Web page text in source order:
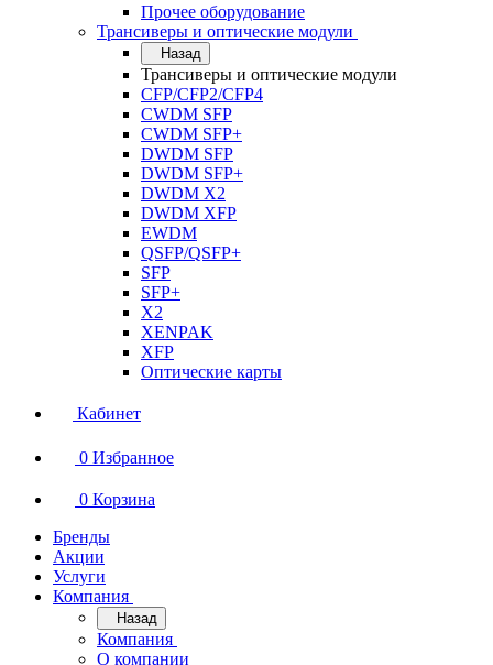
Прочее оборудование
Трансиверы и оптические модули
Назад
Трансиверы и оптические модули
CFP/CFP2/CFP4
CWDM SFP
CWDM SFP+
DWDM SFP
DWDM SFP+
DWDM X2
DWDM XFP
EWDM
QSFP/QSFP+
SFP
SFP+
X2
XENPAK
XFP
Оптические карты
Кабинет
0 Избранное
0 Корзина
Бренды
Акции
Услуги
Компания
Назад
Компания
О компании